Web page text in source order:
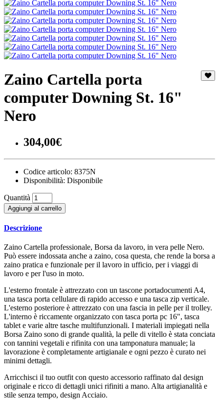
Zaino Cartella porta
computer Downing St. 16"
Nero
304,00€
Codice articolo: 8375N
Disponibilità: Disponibile
Quantità
Aggiungi al carrello
Descrizione
Zaino Cartella professionale, Borsa da lavoro, in vera pelle Nero.
Può essere indossata anche a zaino, cosa questa, che rende la borsa a
zaino pratica e funzionale per il lavoro in ufficio, per i viaggi di
lavoro e per l'uso in moto.
L'esterno frontale è attrezzato con un tascone portadocumenti A4,
una tasca porta cellulare di rapido accesso e una tasca zip verticale.
L'esterno posteriore è attrezzato con una fascia in pelle per il trolley.
L'interno è riccamente organizzato con tasca porta pc 16", tasca
tablet e varie altre tasche multifunzionali. I materiali impiegati nella
Borsa Zaino sono di grande qualità, la pelle di vitello è stata conciata
con tannini vegetali e rifinita con una tamponatura manuale; la
lavorazione è completamente artigianale e ogni pezzo è curato nei
minimi dettagli.
Arricchisci il tuo outfit con questo accessorio raffinato dal design
originale e ricco di dettagli unici rifiniti a mano. Alta artigianalità e
stile senza tempo, design Acciaio.